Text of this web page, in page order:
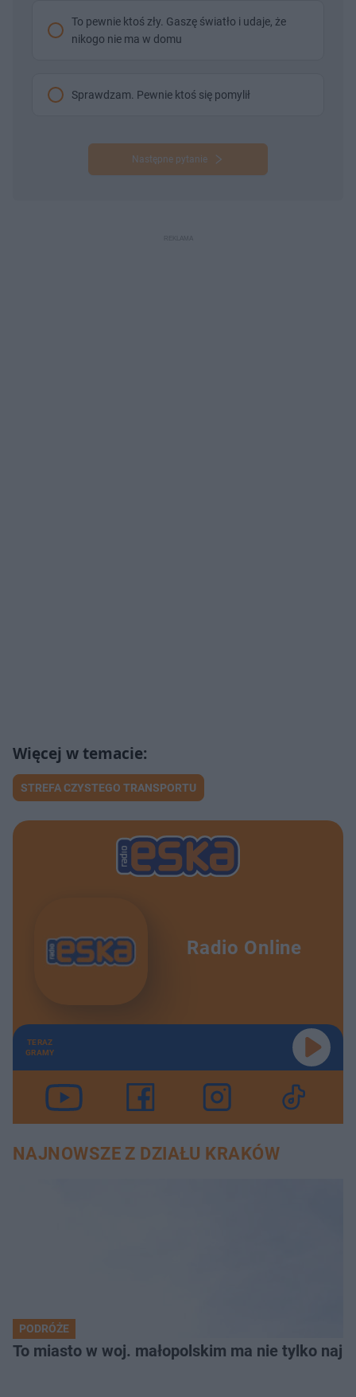
To pewnie ktoś zły. Gaszę światło i udaje, że
nikogo nie ma w domu
Sprawdzam. Pewnie ktoś się pomylił
Następne pytanie
STREFA CZYSTEGO TRANSPORTU
Radio Online
TERAZ
GRAMY
NAJNOWSZE Z DZIAŁU KRAKÓW
PODRÓŻE
To miasto w woj. małopolskim ma nie tylko